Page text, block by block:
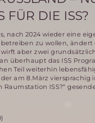
FÜR DIE ISS?
nach 2024 wieder eine
zu wollen,
aber zwei
überhaupt das ISS
Teil weiterhin
am 8.März
ISS?“